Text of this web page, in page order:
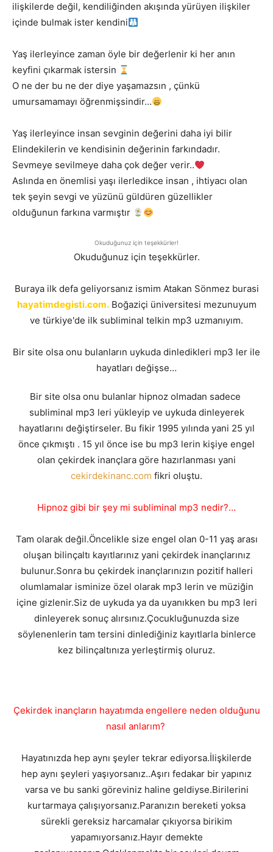
ilişkilerde değil, kendiliğinden akışında yürüyen ilişkiler
içinde bulmak ister kendini
Yaş ilerleyince zaman öyle bir değerlenir ki her anın
keyfini çıkarmak istersin
O ne der bu ne der diye yaşamazsın , çünkü
umursamamayı öğrenmişsindir…
Yaş ilerleyince insan sevginin değerini daha iyi bilir
Elindekilerin ve kendisinin değerinin farkındadır.
Sevmeye sevilmeye daha çok değer verir..
Aslında en önemlisi yaşı ilerledikce insan , ihtiyacı olan
tek şeyin sevgi ve yüzünü güldüren güzellikler
olduğunun farkına varmıştır
Okuduğunuz için teşekkürler!
Okuduğunuz için teşekkürler.
Buraya ilk defa geliyorsanız ismim Atakan Sönmez burasi
hayatimdegisti.com.Boğaziçi üniversitesi mezunuyum
ve türkiye'de ilk subliminal telkin mp3 uzmanıyım.
Bir site olsa onu bulanların uykuda dinledikleri mp3 ler ile
hayatları değişse…
Bir site olsa onu bulanlar hipnoz olmadan sadece
subliminal mp3 leri yükleyip ve uykuda dinleyerek
hayatlarını değiştirseler. Bu fikir 1995 yılında yani 25 yıl
önce çıkmıştı . 15 yıl önce ise bu mp3 lerin kişiye engel
olan çekirdek inançlara göre hazırlanması yani
cekirdekinanc.com fikri oluştu.
Hipnoz gibi bir şey mi subliminal mp3 nedir?…
Tam olarak değil.Öncelikle size engel olan 0-11 yaş arası
oluşan bilinçaltı kayıtlarınız yani çekirdek inançlarınız
bulunur.Sonra bu çekirdek inançlarınızın pozitif halleri
olumlamalar isminize özel olarak mp3 lerin ve müziğin
içine gizlenir.Siz de uykuda ya da uyanıkken bu mp3 leri
dinleyerek sonuç alırsınız.Çocukluğunuzda size
söylenenlerin tam tersini dinlediğiniz kayıtlarla binlerce
kez bilinçaltınıza yerleştirmiş oluruz.
Çekirdek inançların hayatımda engellere neden olduğunu
nasıl anlarım?
Hayatınızda hep aynı şeyler tekrar ediyorsa.İlişkilerde
hep aynı şeyleri yaşıyorsanız..Aşırı fedakar bir yapınız
varsa ve bu sanki göreviniz haline geldiyse.Birilerini
kurtarmaya çalışıyorsanız.Paranızın bereketi yoksa
sürekli gereksiz harcamalar çıkıyorsa birikim
yapamıyorsanız.Hayır demekte